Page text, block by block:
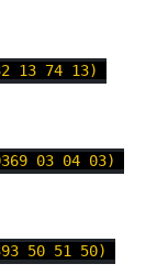
13 74 13)
03 04 03)
50 51 50)